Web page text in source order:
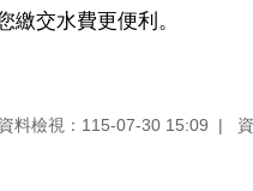
繳交水費更便利。
資料檢視： 115-07-30 15:09